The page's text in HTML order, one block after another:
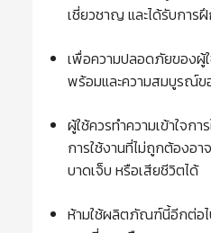
เชี่ยวชาญ และได้รับการ
เพื่อความปลอดภัยของผู้
พร้อมและความสมบูรณ์ข
ผู้ใช้ควรทำความเข้าใจก
การใช้งานที่ไม่ถูกต้องอา
บาดเจ็บ หรือเสียชีวิตได้
ห้ามใช้ผลิตภัณฑ์นี้อีกต่อ